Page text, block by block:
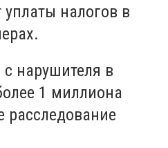
уплаты налогов в
нарушителя в
1 миллиона
расследование